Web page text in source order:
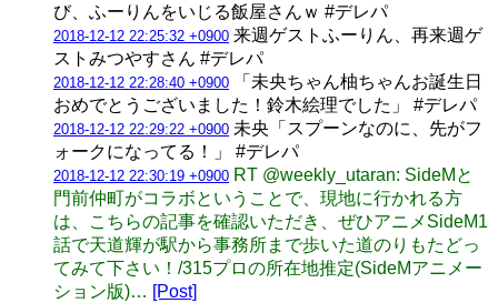
び、ふーりんをいじる飯屋さんｗ #デレパ
2018-12-12 22:25:32 +0900 来週ゲストふーりん、再来週ゲ
ストみつやすさん #デレパ
2018-12-12 22:28:40 +0900 「未央ちゃん柚ちゃんお誕生日
おめでとうございました！鈴木絵理でした」 #デレパ
2018-12-12 22:29:22 +0900 未央「スプーンなのに、先がフ
ォークになってる！」 #デレパ
2018-12-12 22:30:19 +0900 RT @weekly_utaran: SideMと
門前仲町がコラボということで、現地に行かれる方
は、こちらの記事を確認いただき、ぜひアニメSideM1
話で天道輝が駅から事務所まで歩いた道のりもたどっ
てみて下さい！/315プロの所在地推定(SideMアニメー
ション版)… [Post]